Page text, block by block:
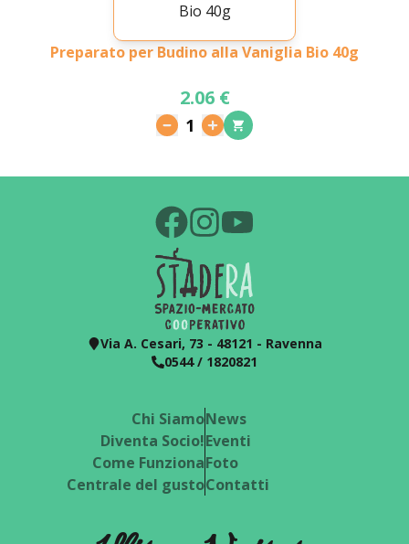
Preparato per Budino alla Vaniglia Bio 40g
2.06 €
1
Via A. Cesari, 73 - 48121 - Ravenna
0544 / 1820821
Chi Siamo
Diventa Socio!
Come Funziona
Centrale del gusto
News
Eventi
Foto
Contatti